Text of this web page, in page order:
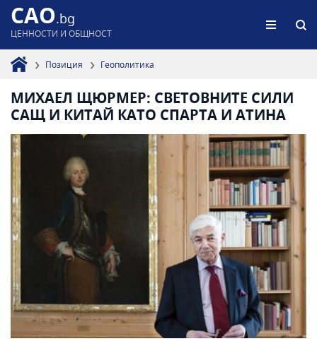
CAO.bg
ЦЕННОСТИ И ОБЩНОСТ
Позиция Геополитика
МИХАЕЛ ЩЮРМЕР: СВЕТОВНИТЕ СИЛИ
САЩ И КИТАЙ КАТО СПАРТА И АТИНА